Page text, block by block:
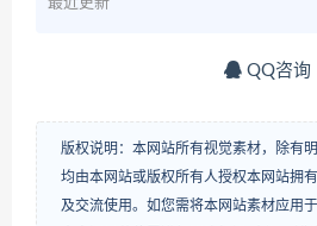
QQ咨询
版权说明：本网站所有视觉素材，除有
均由本网站或版权所有人授权本网站拥
及交流使用。如您需将本网站素材应用